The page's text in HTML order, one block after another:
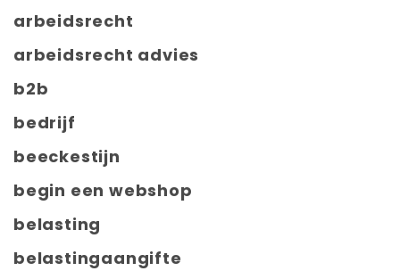
arbeidsrecht
arbeidsrecht advies
b2b
bedrijf
beeckestijn
begin een webshop
belasting
belastingaangifte